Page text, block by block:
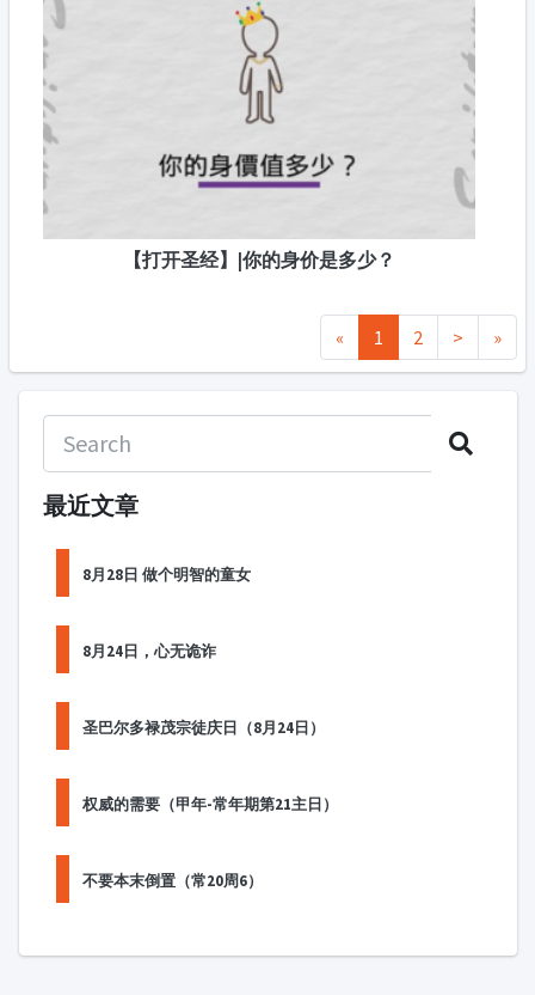
【打开圣经】|你的身价是多少？
« 1 2 > »
最近文章
8月28日 做个明智的童女
8月24日，心无诡诈
圣巴尔多禄茂宗徒庆日（8月24日）
权威的需要（甲年-常年期第21主日）
不要本末倒置（常20周6）